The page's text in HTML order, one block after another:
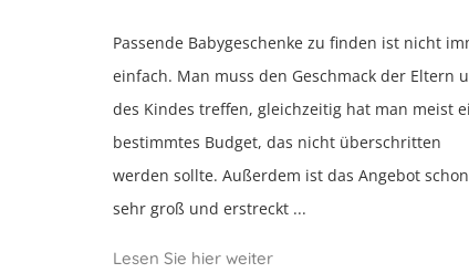
Passende Babygeschenke zu finden ist nicht
einfach. Man muss den Geschmack der Eltern
des Kindes treffen, gleichzeitig hat man meist
bestimmtes Budget, das nicht überschritten
werden sollte. Außerdem ist das Angebot schon
sehr groß und erstreckt ...
Lesen Sie hier weiter